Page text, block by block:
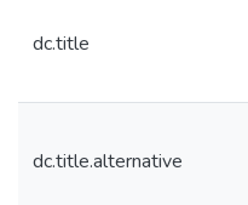
dc.title
dc.title.alternative